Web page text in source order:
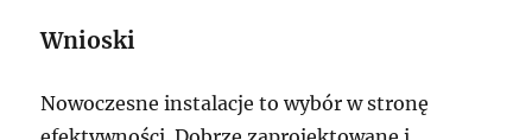
Wnioski
Nowoczesne instalacje to wybór w stronę